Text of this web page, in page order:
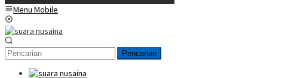
Menu Mobile
Pencarian